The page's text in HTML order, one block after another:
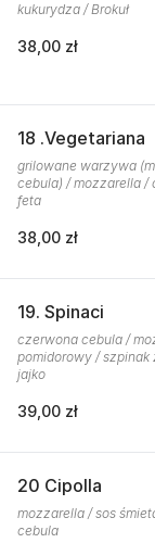
kukurydza / Brokuł
38,00 zł
18 .Vegetariana
grilowane warzywa
cebula) / mozzarella /
feta
38,00 zł
19. Spinaci
czerwona cebula /
pomidorowy /
jajko
39,00 zł
20 Cipolla
mozzarella / sos
cebula